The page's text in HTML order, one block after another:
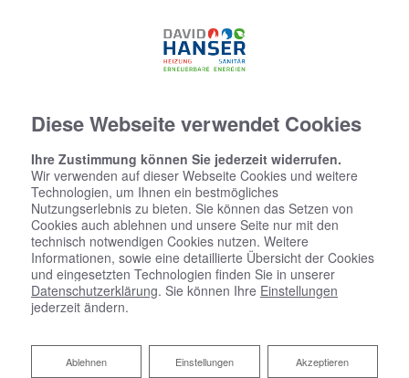
07634 - 5537774
Diese Webseite verwendet Cookies
Ihre Zustimmung können Sie jederzeit widerrufen.
Wir verwenden auf dieser Webseite Cookies und weitere
Technologien, um Ihnen ein bestmögliches
Nutzungserlebnis zu bieten. Sie können das Setzen von
Cookies auch ablehnen und unsere Seite nur mit den
technisch notwendigen Cookies nutzen. Weitere
Informationen, sowie eine detaillierte Übersicht der Cookies
und eingesetzten Technologien finden Sie in unserer
Datenschutzerklärung. Sie können Ihre Einstellungen
jederzeit ändern.
Akzeptieren
Einstellungen
Ablehnen
Ablehnen